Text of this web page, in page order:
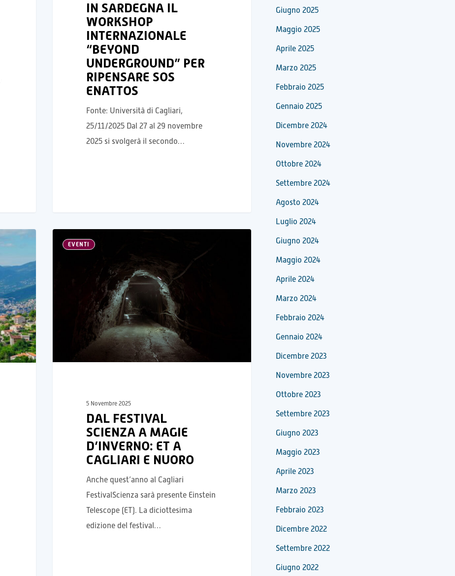
IN SARDEGNA IL
WORKSHOP
INTERNAZIONALE
“BEYOND
UNDERGROUND” PER
RIPENSARE SOS
ENATTOS
Fonte: Università di Cagliari,
25/11/2025 Dal 27 al 29 novembre
2025 si svolgerà il secondo…
EVENTI
5 Novembre 2025
DAL FESTIVAL
SCIENZA A MAGIE
D’INVERNO: ET A
CAGLIARI E NUORO
Anche quest’anno al Cagliari
FestivalScienza sarà presente Einstein
Telescope (ET). La diciottesima
edizione del festival…
Giugno 2025
Maggio 2025
Aprile 2025
Marzo 2025
Febbraio 2025
Gennaio 2025
Dicembre 2024
Novembre 2024
Ottobre 2024
Settembre 2024
Agosto 2024
Luglio 2024
Giugno 2024
Maggio 2024
Aprile 2024
Marzo 2024
Febbraio 2024
Gennaio 2024
Dicembre 2023
Novembre 2023
Ottobre 2023
Settembre 2023
Giugno 2023
Maggio 2023
Aprile 2023
Marzo 2023
Febbraio 2023
Dicembre 2022
Settembre 2022
Giugno 2022